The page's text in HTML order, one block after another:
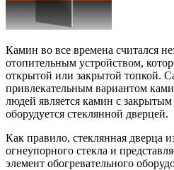
Камин во все времена считался
отопительным устройством,
открытой или закрытой топкой.
привлекательным вариантом
людей является камин с
оборудуется стеклянной дверцей.
Как правило, стеклянная дверца
огнеупорного стекла и
элемент обогревательного